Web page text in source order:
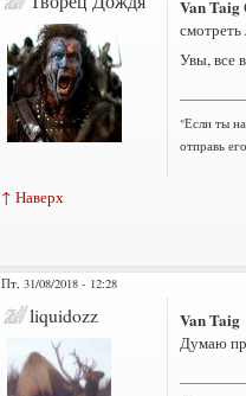
Van Taig
Увы, все
"Если ты
отправь
↑ Наверх
Пт, 31/08/2018 - 12:28
liquidozz Van Taig
Думаю